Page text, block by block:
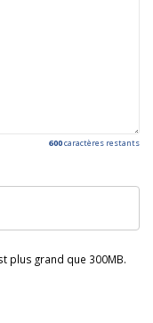
600caractères restants
plus grand que 300MB.